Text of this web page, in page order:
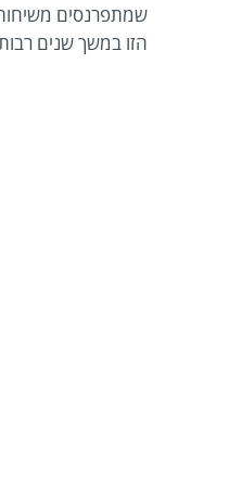
שמתפרנסים
הזו במשך שנים